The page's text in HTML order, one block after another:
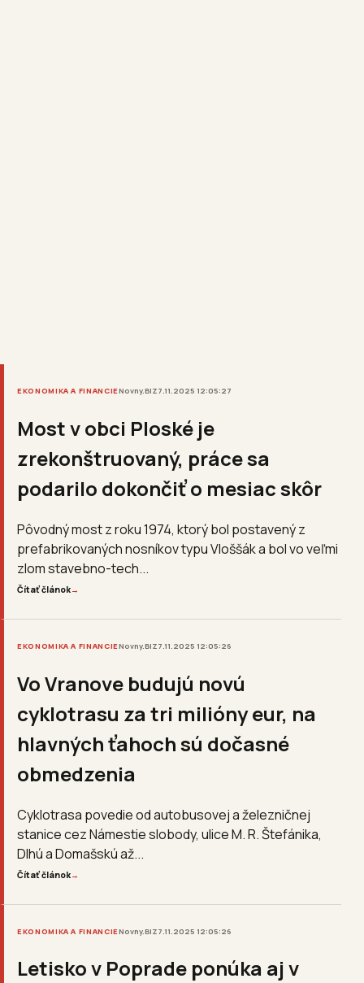
EKONOMIKA A FINANCIENovny.BIZ7.11.2025 12:05:27
Most v obci Ploské je
zrekonštruovaný, práce sa
podarilo dokončiť o mesiac skôr
Pôvodný most z roku 1974, ktorý bol postavený z
prefabrikovaných nosníkov typu Vloššák a bol vo veľmi
zlom stavebno-tech...
Čítať článok→
EKONOMIKA A FINANCIENovny.BIZ7.11.2025 12:05:26
Vo Vranove budujú novú
cyklotrasu za tri milióny eur, na
hlavných ťahoch sú dočasné
obmedzenia
Cyklotrasa povedie od autobusovej a železničnej
stanice cez Námestie slobody, ulice M. R. Štefánika,
Dlhú a Domašskú až...
Čítať článok→
EKONOMIKA A FINANCIENovny.BIZ7.11.2025 12:05:26
Letisko v Poprade ponúka aj v